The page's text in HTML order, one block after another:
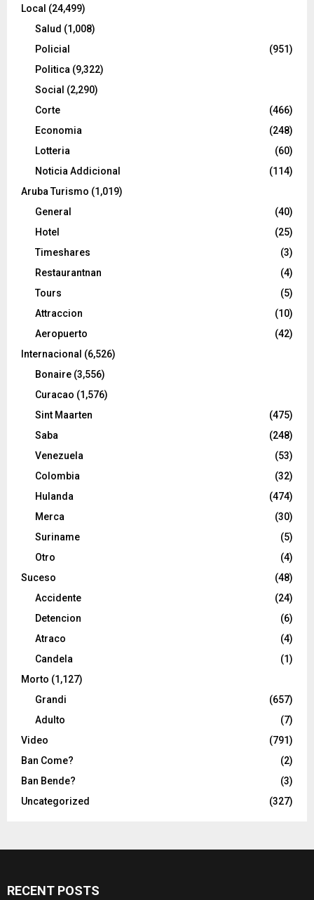
Local (24,499)
Salud (1,008)
Policial
(951)
Politica (9,322)
Social (2,290)
Corte
(466)
Economia
(248)
Lotteria
(60)
Noticia Addicional
(114)
Aruba Turismo (1,019)
General
(40)
Hotel
(25)
Timeshares
(3)
Restaurantnan
(4)
Tours
(5)
Attraccion
(10)
Aeropuerto
(42)
Internacional (6,526)
Bonaire (3,556)
Curacao (1,576)
Sint Maarten
(475)
Saba
(248)
Venezuela
(53)
Colombia
(32)
Hulanda
(474)
Merca
(30)
Suriname
(5)
Otro
(4)
Suceso
(48)
Accidente
(24)
Detencion
(6)
Atraco
(4)
Candela
(1)
Morto (1,127)
Grandi
(657)
Adulto
(7)
Video
(791)
Ban Come?
(2)
Ban Bende?
(3)
Uncategorized
(327)
RECENT POSTS